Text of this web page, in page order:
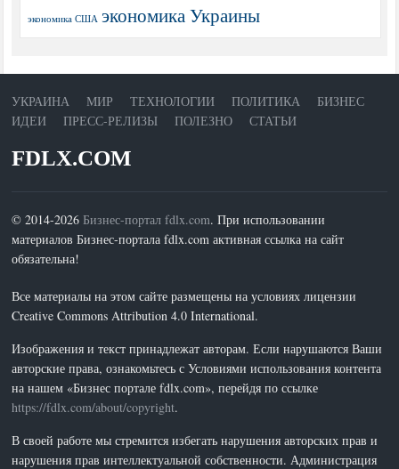
экономика США экономика Украины
УКРАИНА МИР ТЕХНОЛОГИИ ПОЛИТИКА
БИЗНЕС
ИДЕИ
ПРЕСС-РЕЛИЗЫ ПОЛЕЗНО СТАТЬИ
FDLX.COM
© 2014-2026 Бизнес-портал fdlx.com. При использовании
материалов Бизнес-портала fdlx.com активная ссылка на сайт
обязательна!
Все материалы на этом сайте размещены на условиях лицензии
Creative Commons Attribution 4.0 International.
Изображения и текст принадлежат авторам. Если нарушаются Ваши
авторские права, ознакомьтесь с Условиями использования контента
на нашем «Бизнес портале fdlx.com», перейдя по ссылке
https://fdlx.com/about/copyright.
В своей работе мы стремится избегать нарушения авторских прав и
нарушения прав интеллектуальной собственности. Администрация